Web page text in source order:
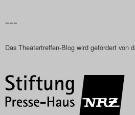
–––
Das Theatertreffen-Blog wird gefördert von